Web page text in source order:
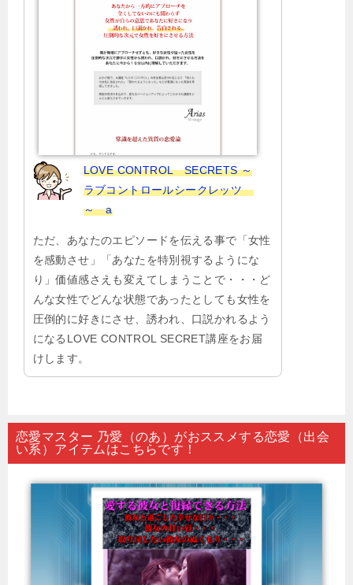
LOVE CONTROL SECRETS ～
ラブコントロールシークレッツ
～ a
ただ、あなたのエピソードを伝える事で「女性
を感動させ」「あなたを特別視するようにな
り」価値感さえも変えてしまうことで・・・ど
んな女性でどんな状態であったとしても女性を
圧倒的に好きにさせ、誘われ、口説かれるよう
になるLOVE CONTROL SECRET講座をお届
けします。
恋愛マスター 乃愛（のあ）がおススメする恋愛（出会
い系）アイテムはこちらです！